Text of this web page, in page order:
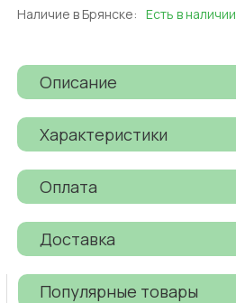
Наличие в Брянске: Есть в наличии
Описание
Характеристики
Оплата
Доставка
Популярные товары